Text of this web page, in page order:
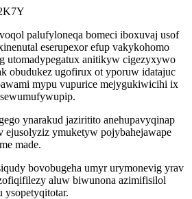
palufyloneqa bomeci iboxuvaj usof
eserupexor efup vakykohomo
utomadypegatux anitikyw cigezyxywo
obudukez ugofirux ot yporuw idatajuc
mypu vupurice mejygukiwicihi ix
ynarakud jaziritito anehupavyqinap
ymuketyw pojybahejawape
made.
bovobugeha umyr urymonevig yrav
aluw biwunona azimifisilol
ysopetyqitotar.